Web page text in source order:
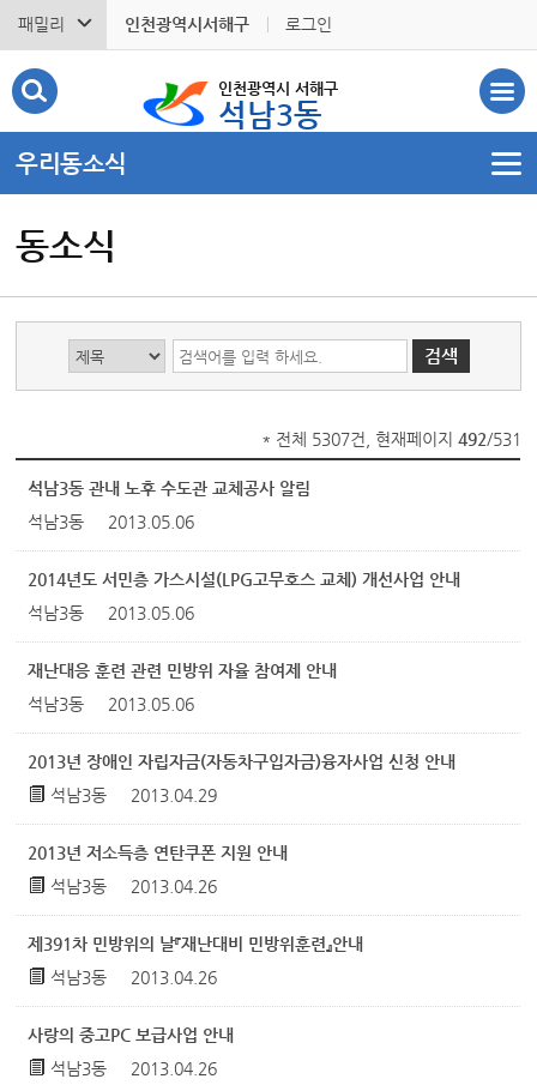
패밀리 인천광역시서해구 로그인
인천광역시 서해구
석남3동
우리동소식
동소식
* 전체 5307건, 현재페이지 492/531
석남3동 관내 노후 수도관 교체공사 알림
석남3동
2013.05.06
2014년도 서민층 가스시설(LPG고무호스 교체) 개선사업 안내
석남3동
2013.05.06
재난대응 훈련 관련 민방위 자율 참여제 안내
석남3동
2013.05.06
2013년 장애인 자립자금(자동차구입자금)융자사업 신청 안내
석남3동
2013.04.29
2013년 저소득층 연탄쿠폰 지원 안내
석남3동
2013.04.26
제391차 민방위의 날『재난대비 민방위훈련』안내
석남3동
2013.04.26
사랑의 중고PC 보급사업 안내
석남3동
2013.04.26